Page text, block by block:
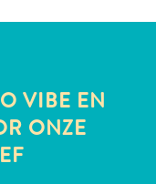
VIBE EN
ONZE